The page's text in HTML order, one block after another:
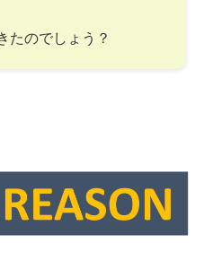
たのでしょう？